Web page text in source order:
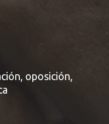
oposición,